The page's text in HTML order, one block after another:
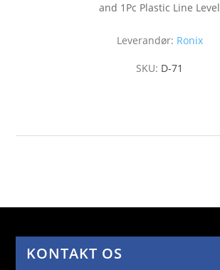
and 1Pc Plastic Line Level
Leverandør: Ronix
SKU: D-71
KONTAKT OS